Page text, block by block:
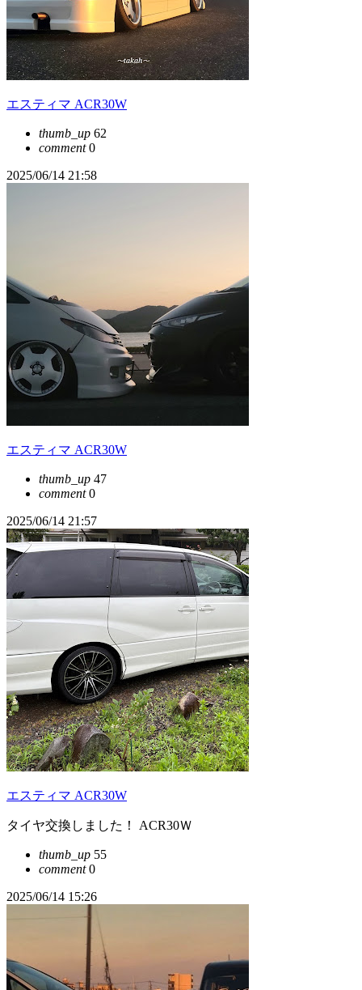
エスティマ ACR30W
thumb_up 62
comment0
2025/06/14 21:58
エスティマ ACR30W
thumb_up 47
comment0
2025/06/14 21:57
エスティマ ACR30W
タイヤ交換しました！ ACR30Ｗ
thumb_up 55
comment0
2025/06/14 15:26